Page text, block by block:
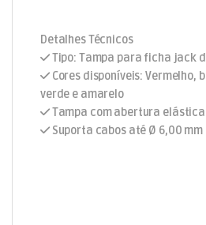
Detalhes Técnicos
Tipo: Tampa para ficha jack
Cores disponíveis: Vermelho,
verde e amarelo
Tampa com abertura
Suporta cabos até Ø 6,00 mm